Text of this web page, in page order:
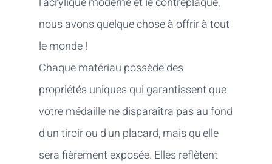
nous avons quelque chose à offrir à tout
le monde !
Chaque matériau possède des
propriétés uniques qui garantissent que
votre médaille ne disparaîtra pas au fond
d'un tiroir ou d'un placard, mais qu'elle
sera fièrement exposée. Elles reflètent